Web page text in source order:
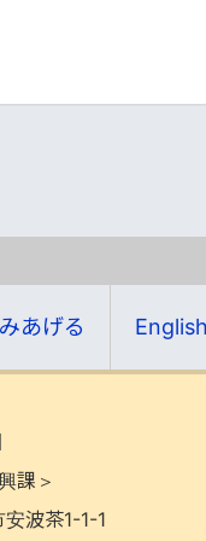
あげる English
課＞
波茶1-1-1